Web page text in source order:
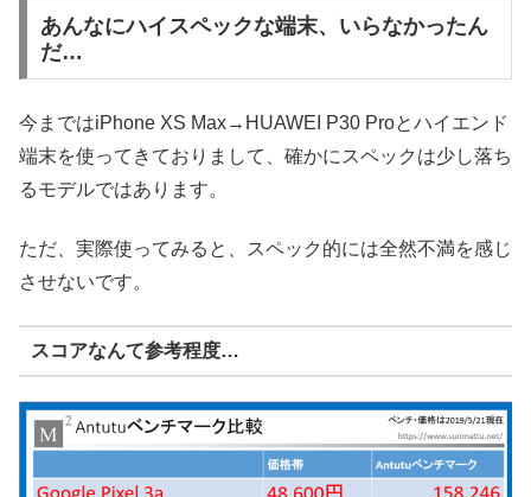
あんなにハイスペックな端末、いらなかったん
だ…
今まではiPhone XS Max→HUAWEI P30 Proとハイエンド
端末を使ってきておりまして、確かにスペックは少し落ち
るモデルではあります。
ただ、実際使ってみると、スペック的には全然不満を感じ
させないです。
スコアなんて参考程度…